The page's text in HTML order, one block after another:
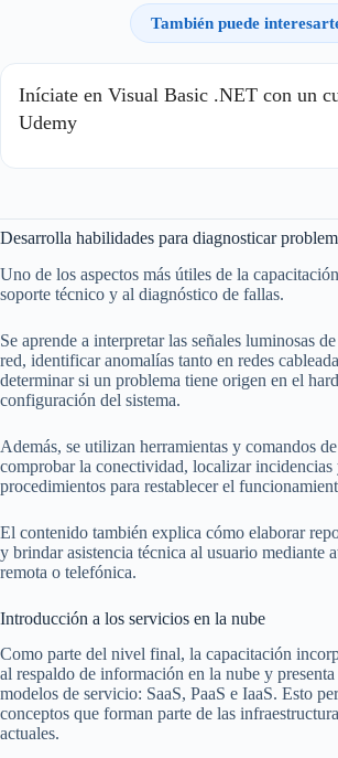
También puede
Iníciate en Visual Basic .NET con un
Udemy
Desarrolla habilidades para diagnosticar
Uno de los aspectos más útiles de la
soporte técnico y al diagnóstico de fallas.
Se aprende a interpretar las señales luminosas
red, identificar anomalías tanto en redes
determinar si un problema tiene origen en el
configuración del sistema.
Además, se utilizan herramientas y comandos
comprobar la conectividad, localizar incidencias
procedimientos para restablecer el
El contenido también explica cómo elaborar
y brindar asistencia técnica al usuario mediante
remota o telefónica.
Introducción a los servicios en la nube
Como parte del nivel final, la capacitación
al respaldo de información en la nube y
modelos de servicio: SaaS, PaaS e IaaS. Esto
conceptos que forman parte de las
actuales.